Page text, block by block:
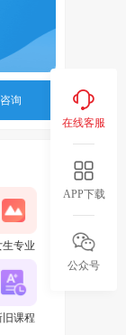
询
生专业
旧课程
在线客服
APP下载
公众号